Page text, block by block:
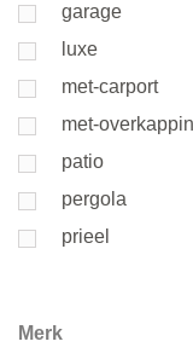
garage
luxe
met-carport
met-
patio
pergola
prieel
Merk